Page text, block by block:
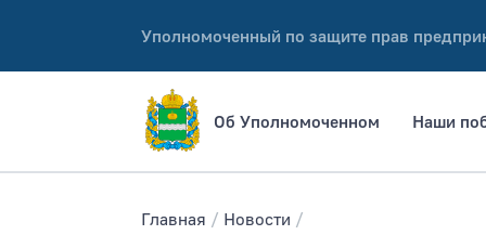
Уполномоченный по защите прав
Об Уполномоченном Наши
Главная
Новости